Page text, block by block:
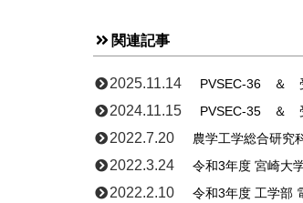
関連記事
2025.11.14 PVSEC-36 ＆
2024.11.15 PVSEC-35 ＆
2022.7.20 農学工学総合研究
2022.3.24 令和3年度 宮崎大
2022.2.10 令和3年度 工学部